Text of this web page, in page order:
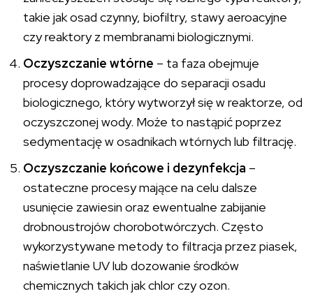
takie jak osad czynny, biofiltry, stawy aeroacyjne
czy reaktory z membranami biologicznymi.
Oczyszczanie wtórne – ta faza obejmuje
procesy doprowadzające do separacji osadu
biologicznego, który wytworzył się w reaktorze, od
oczyszczonej wody. Może to nastąpić poprzez
sedymentację w osadnikach wtórnych lub filtrację.
Oczyszczanie końcowe i dezynfekcja –
ostateczne procesy mające na celu dalsze
usunięcie zawiesin oraz ewentualne zabijanie
drobnoustrojów chorobotwórczych. Często
wykorzystywane metody to filtracja przez piasek,
naświetlanie UV lub dozowanie środków
chemicznych takich jak chlor czy ozon.